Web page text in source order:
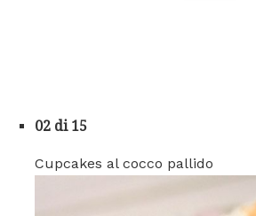
02 di 15
Cupcakes al cocco pallido